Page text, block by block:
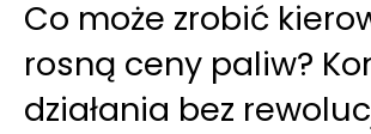
Co może zrobić
rosną ceny paliw?
działania bez